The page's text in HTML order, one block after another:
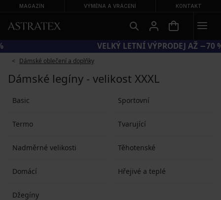
MAGAZÍN VÝMĚNA A VRÁCENÍ KONTAKT
KÓD BRA20 = PODPRSENKY −20 %
Dámské oblečení a doplňky
Dámské legíny - velikost XXXL
Basic Sportovní
Termo Tvarující
Nadměrné velikosti Těhotenské
Domácí Hřejivé a teplé
Džegíny